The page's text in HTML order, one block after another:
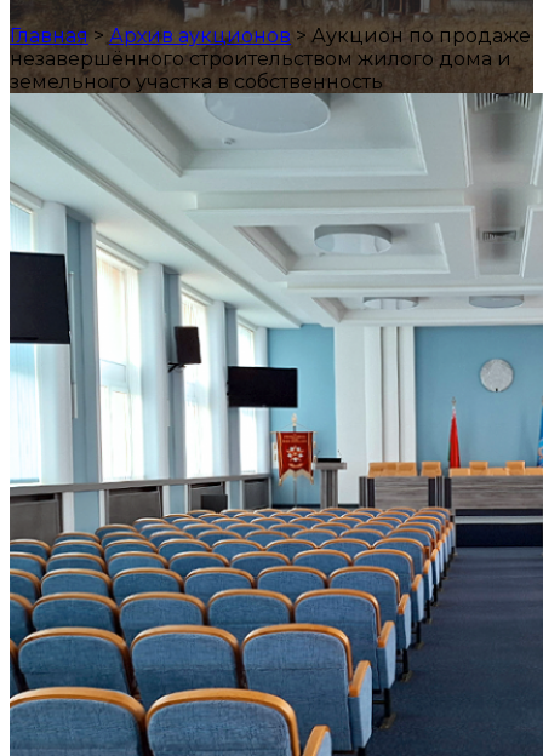
Главная > Архив аукционов >Аукцион по продаже
незавершённого строительством жилого дома и
земельного участка в собственность